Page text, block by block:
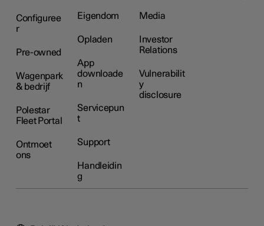
Configuree
r
Pre-owned
Wagenpark
& bedrijf
Polestar
Fleet Portal
Ontmoet
ons
Eigendom
Opladen
App
downloade
n
Servicepun
t
Support
Handleidin
g
Media
Investor
Relations
Vulnerabilit
y
disclosure